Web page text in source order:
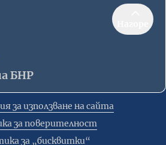
БНР
за използване на сайта
за поверителност
за „бисквитки“